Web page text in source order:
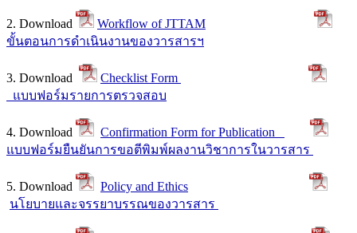
2. Download
Workflow of JTTAM
ขั้นตอนการดำเนินงานของวารสารฯ
3. Download
Checklist Form
แบบฟอร์มรายการตรวจสอบ
4. Download
Confirmation Form for Publication
แบบฟอร์มยืนยันการขอตีพิมพ์ผลงานวิชาการในวารสาร
5. Download
Policy and Ethics
นโยบายและจรรยาบรรณของวารสาร